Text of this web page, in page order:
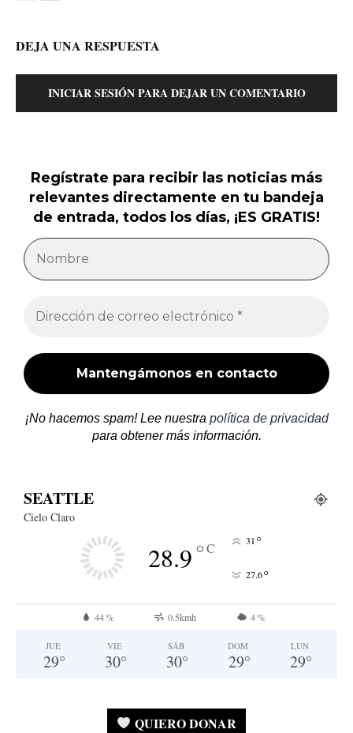
DEJA UNA RESPUESTA
INICIAR SESIÓN PARA DEJAR UN COMENTARIO
Regístrate para recibir las noticias más
relevantes directamente en tu bandeja
de entrada, todos los días, ¡ES GRATIS!
¡No hacemos spam! Lee nuestra política de privacidad
para obtener más información.
SEATTLE
Cielo Claro
28.9°C 31 °
27.6°
44 % 0.5kmh 4 %
JUE
29°
VIE
30°
SÁB
30°
DOM
29°
LUN
29°
QUIERO DONAR